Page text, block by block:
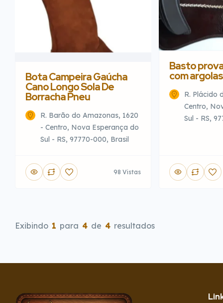
Bota Campeira Gaúcha
Cano Longo Sola De
Borracha Pneu
R. Barão do Amazonas, 1620
- Centro, Nova Esperança do
Sul - RS, 97770-000, Brasil
98 Vistas
Basto
com
R. Plácido
Centro,
Sul - RS,
Exibindo 1 para 4 de 4 resultados